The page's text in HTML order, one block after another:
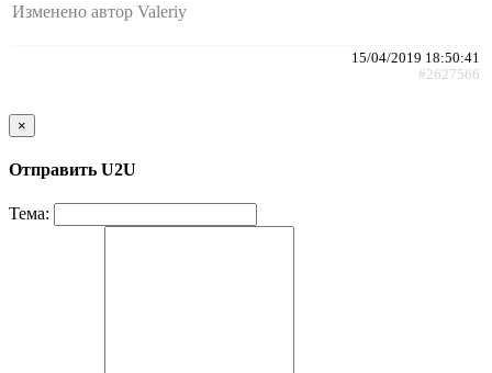
Изменено автор Valeriy
15/04/2019 18:50:41
#2627566
×
Отправить U2U
Тема: